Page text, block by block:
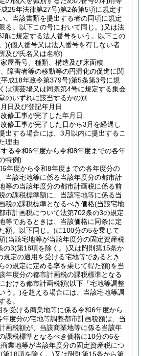
25年法律第27号)第2条第5項に規定す
、当該書類を提出する者の同項に規定
る。以下この号において同じ。)又は法
に規定する法人番号をいう。以下この
)(個人番号又は法人番号を有しない者
及び氏名又は名称)
屋番号、種類、構造及び床面積
障害者等の移動等の円滑化の促進に関
成18年政令第379号)第5条第3号に規
は演芸場又は同条第4号に規定する集会
のいずれに該当するかの別
日及び登記年月日
修工事が完了した年月日
修工事が完了した日から3月を経過し
出する場合には、3月以内に提出するこ
理由
る令和6年度から令和8年度までの各年
特例)
6年度から令和8年度までの各年度分の
当該宅地等に係る当該年度分の都市計
等の当該年度分の都市計画税に係る前
の課税標準額に、当該宅地等に係る当
税の課税標準となるべき価格(当該宅地
市計画税について法第702条の3の規定
等であるときは、当該価格に同条に定
額。以下同じ。)に100分の5を乗じて
(当該宅地等が当該年度分の固定資産税
の3(第18項を除く。)又は附則第15条か
規定の適用を受ける宅地等であるとき
の規定に定める率を乗じて得た額)を当
年度分の都市計画税の課税標準となる
おける都市計画税額(以下「宅地等調整
う。)を超える場合には、当該宅地等調
る。
を受ける商業地等に係る令和6年度から
度分の宅地等調整都市計画税額は、当
画税額が、当該商業地等に係る当該年
課税標準となるべき価格に10分の6を
業地等が当該年度分の固定資産税につ
(第18項を除く。)又は附則第15条から第